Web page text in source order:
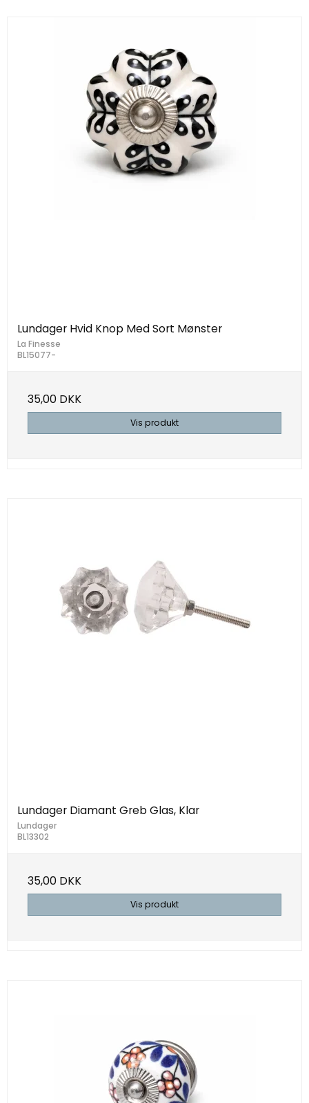
Lundager Hvid Knop Med Sort Mønster
La Finesse
BL15077-
35,00 DKK
Vis produkt
Lundager Diamant Greb Glas, Klar
Lundager
BL13302
35,00 DKK
Vis produkt